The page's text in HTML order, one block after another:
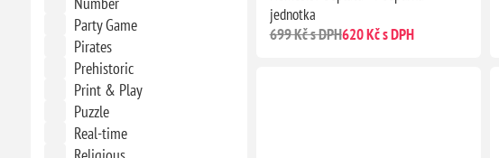
Party Game
Pirates
Prehistoric
Print & Play
Puzzle
Real-time
jednotka
699 Kč s DPH620 Kč s DPH